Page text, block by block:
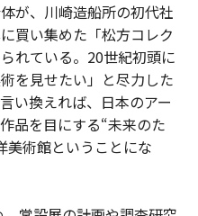
が、川崎造船所の初代社
買い集めた「松方コレク
れている。20世紀初頭に
を見せたい」と尽力した
い換えれば、日本のアー
品を目にする“未来のた
美術館ということにな